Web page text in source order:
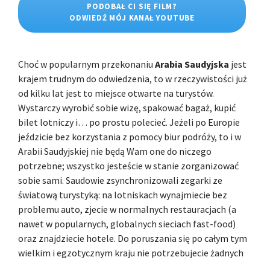
PODOBAŁ CI SIĘ FILM?
ODWIEDŹ MÓJ KANAŁ YOUTUBE
Choć w popularnym przekonaniu Arabia Saudyjska jest
krajem trudnym do odwiedzenia, to w rzeczywistości już
od kilku lat jest to miejsce otwarte na turystów.
Wystarczy wyrobić sobie wizę, spakować bagaż, kupić
bilet lotniczy i… po prostu polecieć. Jeżeli po Europie
jeździcie bez korzystania z pomocy biur podróży, to i w
Arabii Saudyjskiej nie będą Wam one do niczego
potrzebne; wszystko jesteście w stanie zorganizować
sobie sami. Saudowie zsynchronizowali zegarki ze
światową turystyką: na lotniskach wynajmiecie bez
problemu auto, zjecie w normalnych restauracjach (a
nawet w popularnych, globalnych sieciach fast-food)
oraz znajdziecie hotele. Do poruszania się po całym tym
wielkim i egzotycznym kraju nie potrzebujecie żadnych